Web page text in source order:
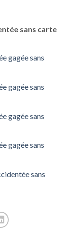
sans carte
gagée sans
gagée sans
gagée sans
gagée sans
sans